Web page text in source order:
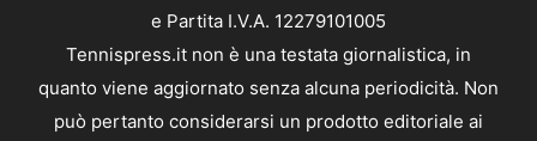
e Partita I.V.A. 12279101005
Tennispress.it non è una testata giornalistica, in
quanto viene aggiornato senza alcuna periodicità. Non
può pertanto considerarsi un prodotto editoriale ai